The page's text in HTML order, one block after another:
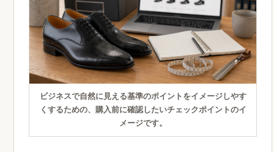
ビジネスで自然に見える基準のポイントをイメージしやす
くするための、購入前に確認したいチェックポイントのイ
メージです。